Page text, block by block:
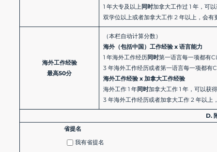
1 年大专及以上同时加拿大工作过 1 年，可
双学位以上或者加拿大工作 2 年以上，会有
海外工作经验
最高50分
（本栏自动计算分数）
海外（包括中国）工作经验 x 语言能力
1 年海外工作经历同时第一语言每一项都有
3 年海外工作经历或者第一语言每一项都有
海外工作经验 x 加拿大工作经验
海外工作 1 年同时加拿大工作 1 年，可以获
3 年海外工作经历或者加拿大工作 2 年以上
D.
省提名
我有省提名